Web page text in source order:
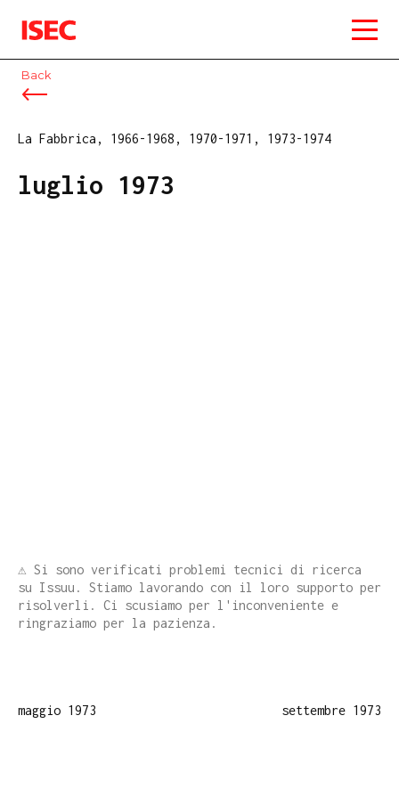
ISEC
Back
La Fabbrica, 1966-1968, 1970-1971, 1973-1974
luglio 1973
⚠️ Si sono verificati problemi tecnici di ricerca
su Issuu. Stiamo lavorando con il loro supporto per
risolverli. Ci scusiamo per l'inconveniente e
ringraziamo per la pazienza.
maggio 1973 settembre 1973